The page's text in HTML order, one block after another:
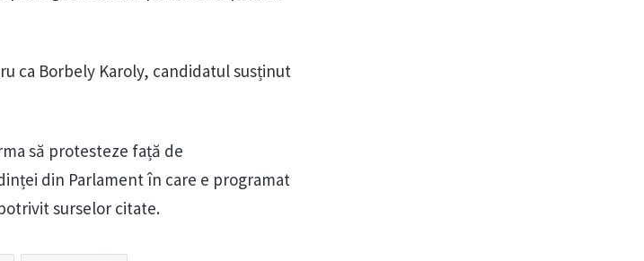
ca Borbely Karoly, candidatul susținut
să protesteze față de
din Parlament în care e programat
surselor citate.